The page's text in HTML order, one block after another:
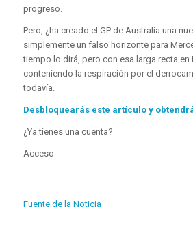
progreso.
Pero, ¿ha creado el GP de Australia una
simplemente un falso horizonte para
tiempo lo dirá, pero con esa larga recta en
conteniendo la respiración por el
todavía.
Desbloquearás este artículo y
¿Ya tienes una cuenta?
Acceso
Fuente de la Noticia